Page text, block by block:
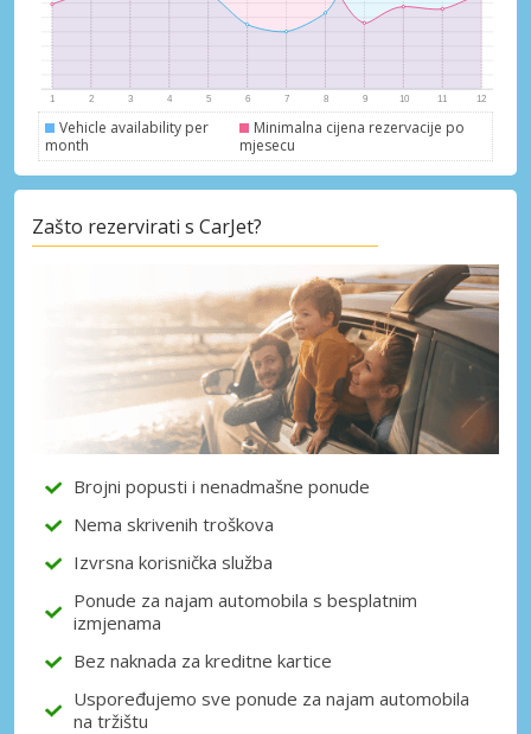
Vehicle availability per
month
Minimalna cijena rezervacije po
mjesecu
Zašto rezervirati s CarJet?
Brojni popusti i nenadmašne ponude
Nema skrivenih troškova
Izvrsna korisnička služba
Ponude za najam automobila s besplatnim
izmjenama
Bez naknada za kreditne kartice
Uspoređujemo sve ponude za najam automobila
na tržištu